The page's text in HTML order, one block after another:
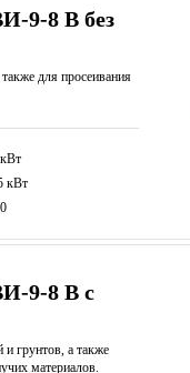
9-8 В без
для просеивания
кВт
9-8 В с
и грунтов, а также
материалов.